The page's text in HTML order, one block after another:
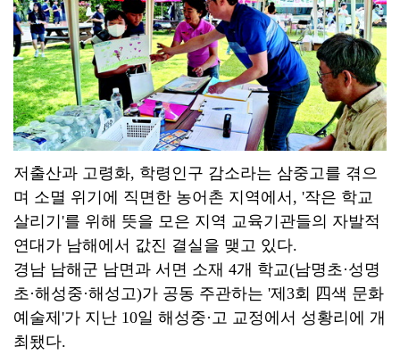
저출산과 고령화, 학령인구 감소라는 삼중고를 겪으
며 소멸 위기에 직면한 농어촌 지역에서, '작은 학교
살리기'를 위해 뜻을 모은 지역 교육기관들의 자발적
연대가 남해에서 값진 결실을 맺고 있다.
경남 남해군 남면과 서면 소재 4개 학교(남명초·성명
초·해성중·해성고)가 공동 주관하는 '제3회 四색 문화
예술제'가 지난 10일 해성중·고 교정에서 성황리에 개
최됐다.